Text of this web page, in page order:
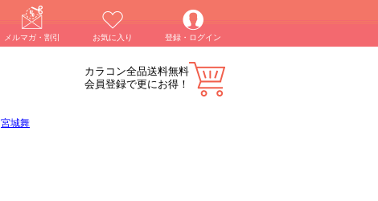
メルマガ・割引 お気に入り 登録・ログイン
カラコン全品送料無料
会員登録で更にお得！
宮城舞